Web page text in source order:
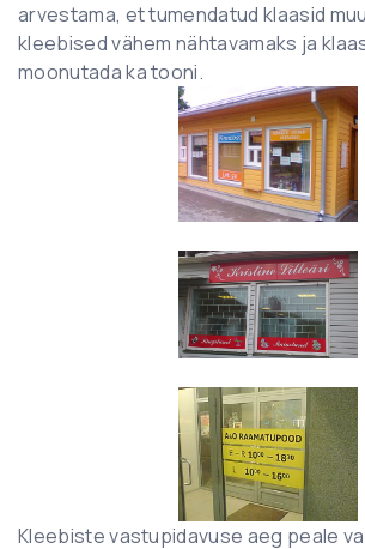
arvestama, et tumendatud klaasid
kleebised vähem nähtavamaks ja
moonutada ka tooni.
Kleebiste vastupidavuse aeg peale